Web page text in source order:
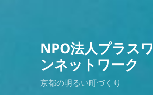
NPO法人プラスワ
ンネットワーク
京都の明るい町づくり